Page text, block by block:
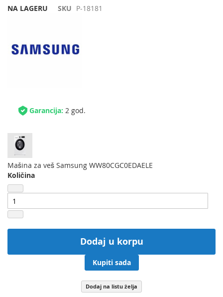
NA LAGERU
SKU P-18181
Garancija: 2 god.
Mašina za veš Samsung WW80CGC0EDAELE
Količina
Dodaj u korpu
Kupiti sada
Dodaj na listu želja